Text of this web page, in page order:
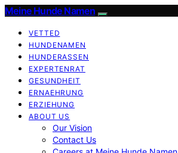
Meine Hunde Namen
VETTED
HUNDENAMEN
HUNDERASSEN
EXPERTENRAT
GESUNDHEIT
ERNAEHRUNG
ERZIEHUNG
ABOUT US
Our Vision
Contact Us